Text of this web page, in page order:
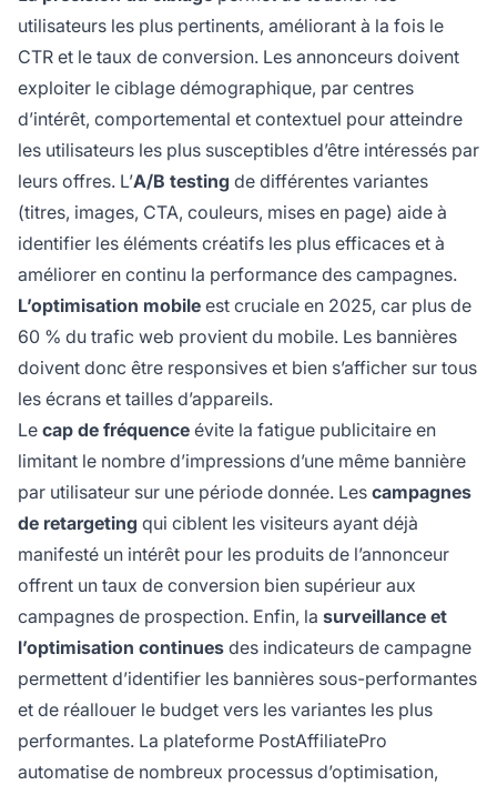
utilisateurs les plus pertinents, améliorant à la fois le
CTR et le taux de conversion. Les annonceurs doivent
exploiter le ciblage démographique, par centres
d’intérêt, comportemental et contextuel pour atteindre
les utilisateurs les plus susceptibles d’être intéressés par
leurs offres. L’A/B testing de différentes variantes
(titres, images, CTA, couleurs, mises en page) aide à
identifier les éléments créatifs les plus efficaces et à
améliorer en continu la performance des campagnes.
L’optimisation mobile est cruciale en 2025, car plus de
60 % du trafic web provient du mobile. Les bannières
doivent donc être responsives et bien s’afficher sur tous
les écrans et tailles d’appareils.
Le cap de fréquence évite la fatigue publicitaire en
limitant le nombre d’impressions d’une même bannière
par utilisateur sur une période donnée. Les campagnes
de retargeting qui ciblent les visiteurs ayant déjà
manifesté un intérêt pour les produits de l’annonceur
offrent un taux de conversion bien supérieur aux
campagnes de prospection. Enfin, la surveillance et
l’optimisation continues des indicateurs de campagne
permettent d’identifier les bannières sous-performantes
et de réallouer le budget vers les variantes les plus
performantes. La plateforme PostAffiliatePro
automatise de nombreux processus d’optimisation,